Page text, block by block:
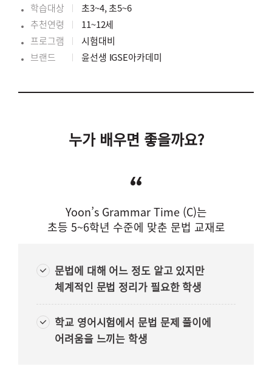
학습대상
초3~4, 초5~6
추천연령
11~12세
프로그램
시험대비
브랜드
윤선생 IGSE아카데미
누가 배우면 좋을까요?
Yoon’s Grammar Time (C)는
초등 5~6학년 수준에 맞춘 문법 교재로
문법에 대해 어느 정도 알고 있지만
체계적인 문법 정리가 필요한 학생
학교 영어시험에서 문법 문제 풀이에
어려움을 느끼는 학생